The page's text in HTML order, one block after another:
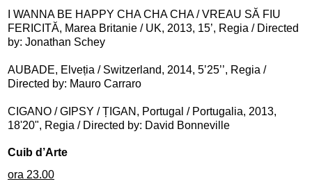
I WANNA BE HAPPY CHA CHA CHA / VREAU SĂ FIU
FERICITĂ, Marea Britanie / UK, 2013, 15’, Regia / Directed
by: Jonathan Schey
AUBADE, Elveția / Switzerland, 2014, 5’25’’, Regia /
Directed by: Mauro Carraro
CIGANO / GIPSY / ȚIGAN, Portugal / Portugalia, 2013,
18'20", Regia / Directed by: David Bonneville
Cuib d’Arte
ora 23.00